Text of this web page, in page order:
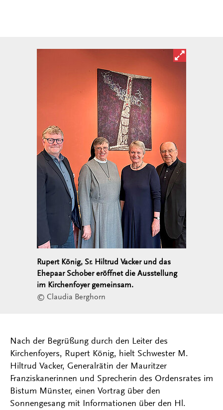
Bild in
Rupert König, Sr. Hiltrud Vacker und das
Ehepaar Schober eröffnet die Ausstellung
im Kirchenfoyer gemeinsam.
© Claudia Berghorn
Nach der Begrüßung durch den Leiter des
Kirchenfoyers, Rupert König, hielt Schwester M.
Hiltrud Vacker, Generalrätin der Mauritzer
Franziskanerinnen und Sprecherin des Ordensrates im
Bistum Münster, einen Vortrag über den
Sonnengesang mit Informationen über den Hl.